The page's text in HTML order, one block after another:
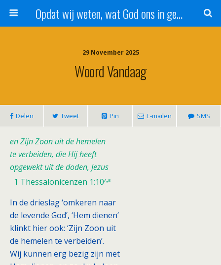
Opdat wij weten, wat God ons in genade schenkt!
29 November 2025
Woord Vandaag
Delen Tweet Pin E-mailen SMS
en Zijn Zoon uit de hemelen
te verbeiden, die Hij heeft
opgewekt uit de doden, Jezus
1 Thessalonicenzen 1:10a,b
In de drieslag ‘omkeren naar
de levende God’, ‘Hem dienen’
klinkt hier ook: ‘Zijn Zoon uit
de hemelen te verbeiden’.
Wij kunnen erg bezig zijn met